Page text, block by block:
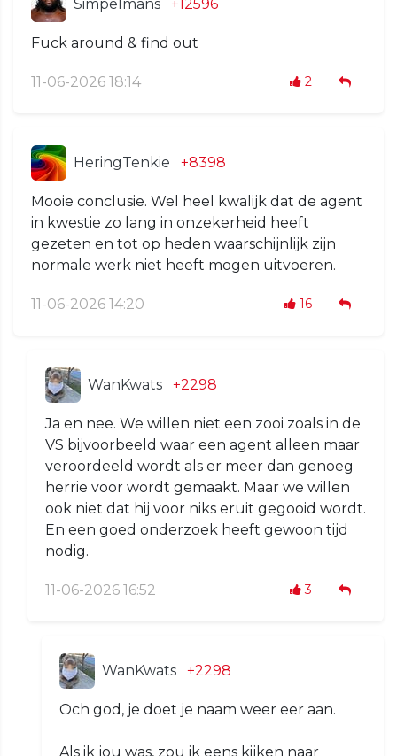
Simpelmans +12596
Fuck around & find out
11-06-2026 18:14 2
HeringTenkie +8398
Mooie conclusie. Wel heel kwalijk dat de agent
in kwestie zo lang in onzekerheid heeft
gezeten en tot op heden waarschijnlijk zijn
normale werk niet heeft mogen uitvoeren.
11-06-2026 14:20 16
WanKwats +2298
Ja en nee. We willen niet een zooi zoals in de
VS bijvoorbeeld waar een agent alleen maar
veroordeeld wordt als er meer dan genoeg
herrie voor wordt gemaakt. Maar we willen
ook niet dat hij voor niks eruit gegooid wordt.
En een goed onderzoek heeft gewoon tijd
nodig.
11-06-2026 16:52 3
WanKwats +2298
Och god, je doet je naam weer eer aan.
Als ik jou was, zou ik eens kijken naar